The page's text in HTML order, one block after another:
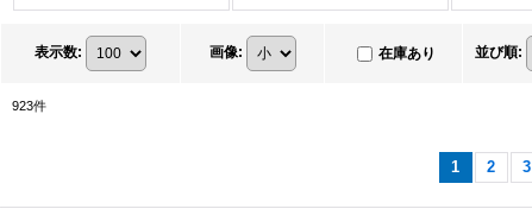
表示数: 画像: 在庫あり 並び順:
923件
1 2 3